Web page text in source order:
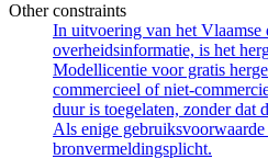
Other constraints
In uitvoering van het Vlaamse
overheidsinformatie, is het
Modellicentie voor gratis
commercieel of niet-
duur is toegelaten, zonder dat
Als enige gebruiksvoorwaarde
bronvermeldingsplicht.